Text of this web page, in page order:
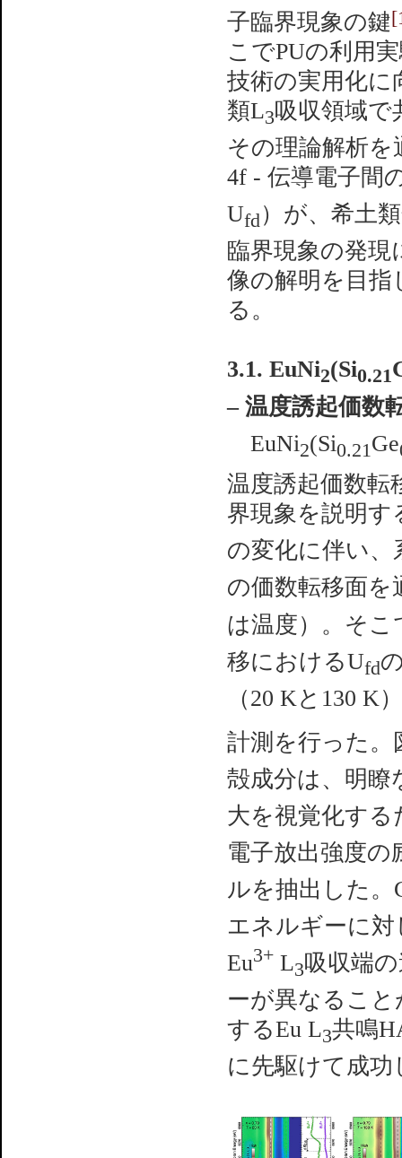
子臨界現象の鍵
こでPUの利用
技術の実用化に
類L3吸収領域で
その理論解析
4f - 伝導電子間
Ufd）が、希土
臨界現象の発
像の解明を目指
る。
3.1. EuNi2(Si0.21
– 温度誘起価数
EuNi2(Si0.21Ge
温度誘起価数転
界現象を説明す
の変化に伴い、
の価数転移面を
は温度）。そこ
移におけるUfd
（20 Kと130 K
計測を行った。
殻成分は、明瞭
大を視覚化する
電子放出強度
ルを抽出した。
エネルギーに対
Eu3+ L3吸収端
ーが異なるこ
するEu L3共鳴
に先駆けて成功